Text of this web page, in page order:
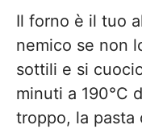
Il forno è il tuo
nemico se non
sottili e si
minuti a 190°C
troppo, la pasta